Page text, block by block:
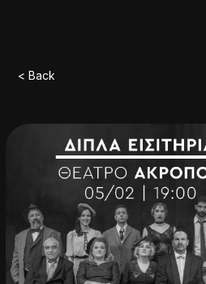
< Back